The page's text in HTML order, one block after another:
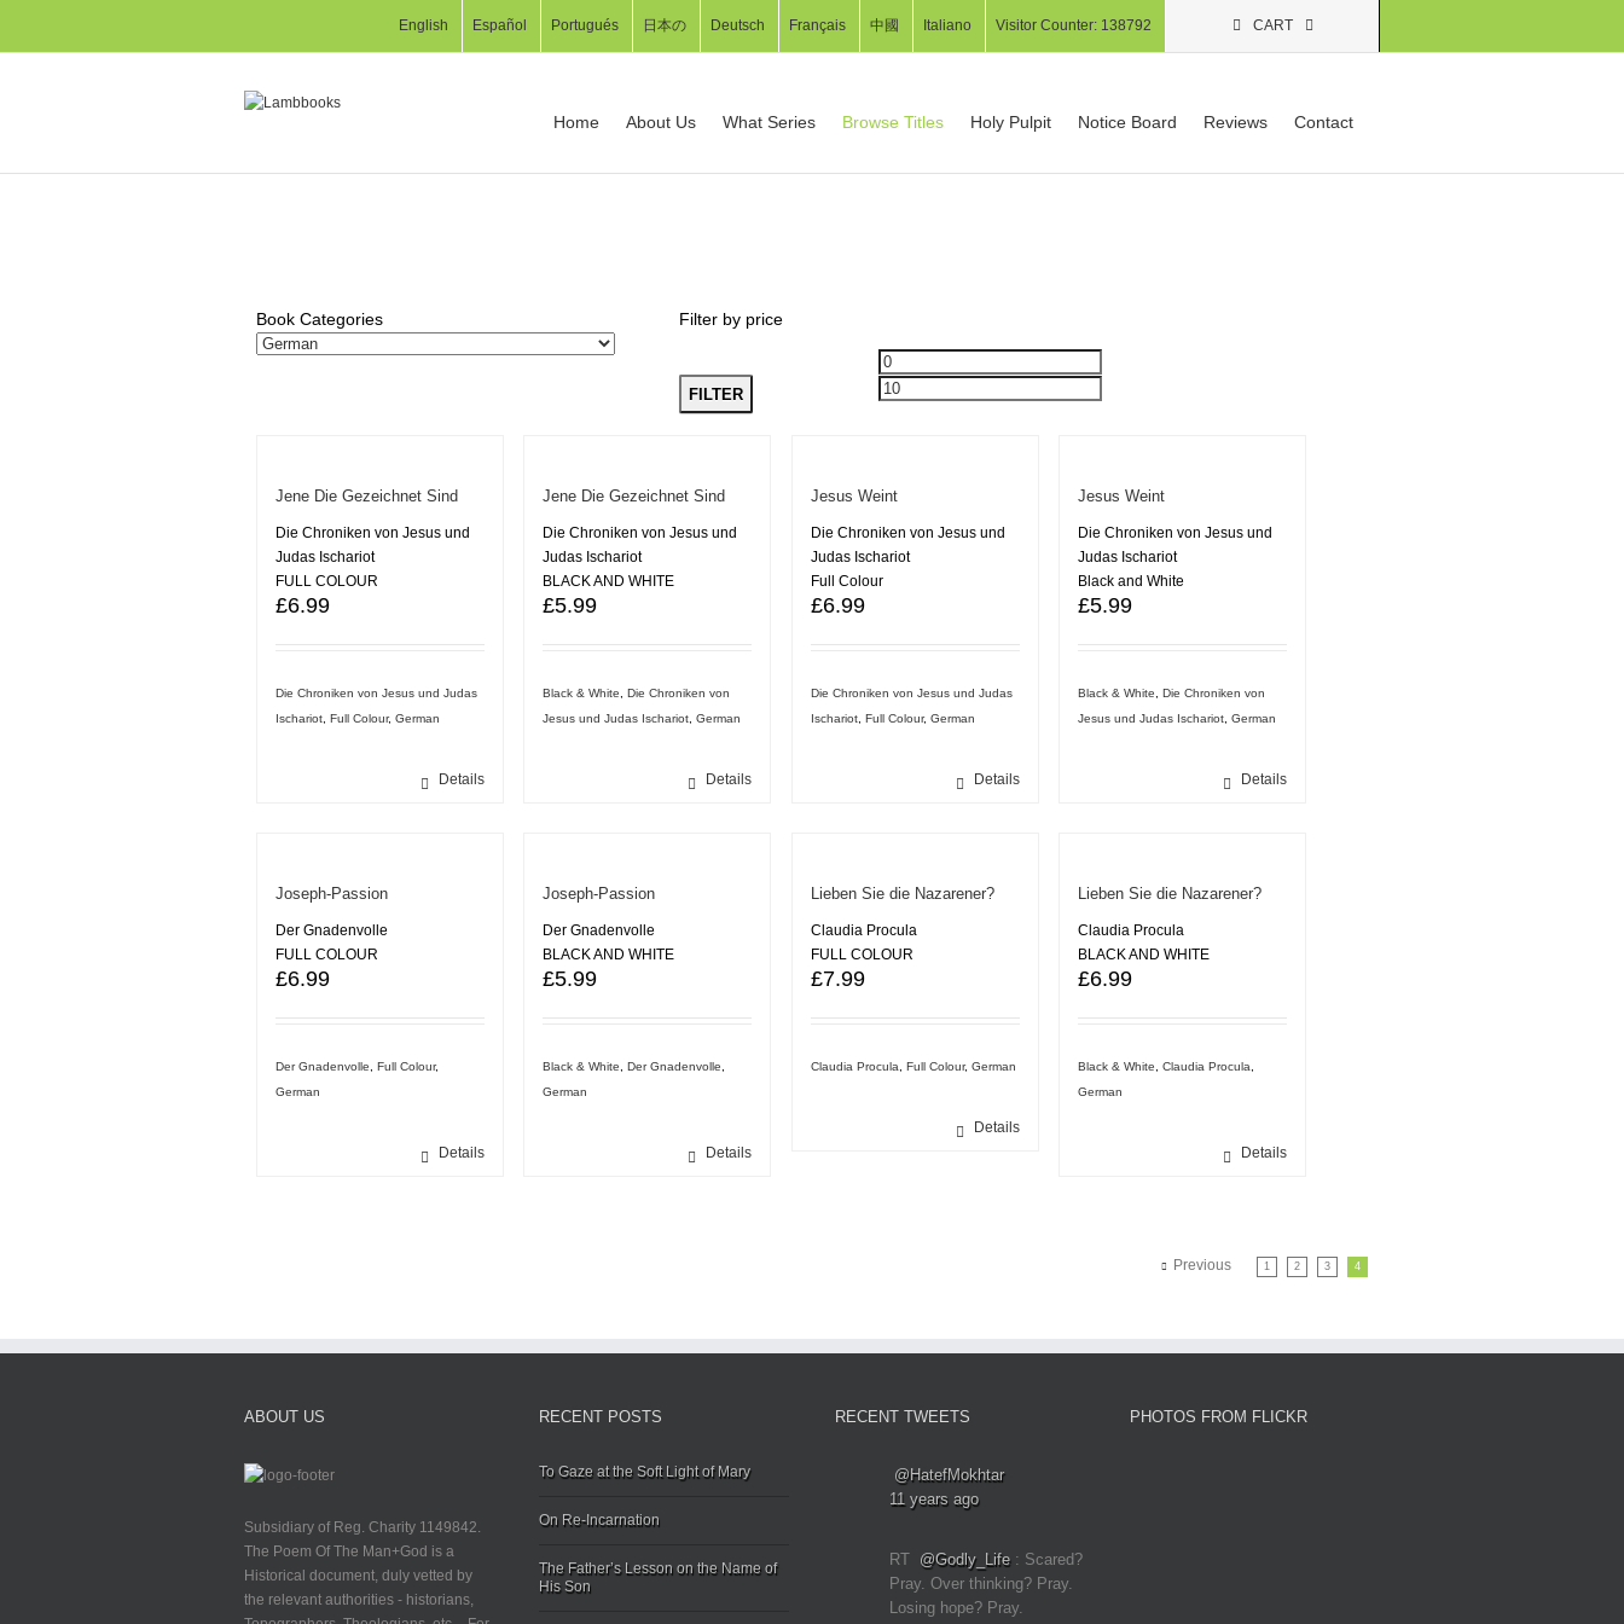
English Español Portugués 日本の Deutsch Français 中國 Italiano Visitor Counter: 138792 CART
Home About Us What Series Browse Titles Holy Pulpit Notice Board Reviews Contact
Book Categories Filter by price
FILTER
Jene Die Gezeichnet Sind
Die Chroniken von Jesus und
Judas Ischariot
FULL COLOUR
£6.99
Die Chroniken von Jesus und Judas
Ischariot, Full Colour, German
Details
Jene Die Gezeichnet Sind
Die Chroniken von Jesus und
Judas Ischariot
BLACK AND WHITE
£5.99
Black & White,Die Chroniken von
Jesus und Judas Ischariot,German
Details
Jesus Weint
Die Chroniken von Jesus und
Judas Ischariot
Full Colour
£6.99
Die Chroniken von Jesus und Judas
Ischariot, Full Colour, German
Details
Jesus Weint
Die Chroniken von Jesus und
Judas Ischariot
Black and White
£5.99
Black & White,Die Chroniken von
Jesus und Judas Ischariot,German
Details
Joseph-Passion
Der Gnadenvolle
FULL COLOUR
£6.99
Der Gnadenvolle, Full Colour,
German
Details
Joseph-Passion
Der Gnadenvolle
BLACK AND WHITE
£5.99
Black & White,Der Gnadenvolle,
German
Details
Lieben Sie die Nazarener?
Claudia Procula
FULL COLOUR
£7.99
Claudia Procula, Full Colour, German
Details
Lieben Sie die Nazarener?
Claudia Procula
BLACK AND WHITE
£6.99
Black & White,Claudia Procula,
German
Details
Previous 1 2 3 4
ABOUT US
Subsidiary of Reg. Charity 1149842.
The Poem Of The Man+God is a
Historical document, duly vetted by
the relevant authorities - historians,
RECENT POSTS
To Gaze at the Soft Light of Mary
On Re-Incarnation
The Father’s Lesson on the Name of
His Son
RECENT TWEETS
@HatefMokhtar
11 years ago
RT @Godly_Life: Scared?
Pray. Over thinking? Pray.
Losing hope? Pray.
PHOTOS FROM FLICKR